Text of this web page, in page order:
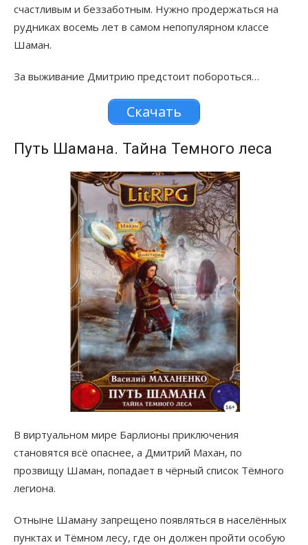
счастливым и беззаботным. Нужно продержаться на
рудниках восемь лет в самом непопулярном классе
Шаман.
За выживание Дмитрию предстоит побороться…
Скачать
Путь Шамана. Тайна Темного леса
В виртуальном мире Барлионы приключения
становятся всё опаснее, а Дмитрий Махан, по
прозвищу Шаман, попадает в чёрный список Тёмного
легиона.
Отныне Шаману запрещено появляться в населённых
пунктах и Тёмном лесу, где он должен пройти особую